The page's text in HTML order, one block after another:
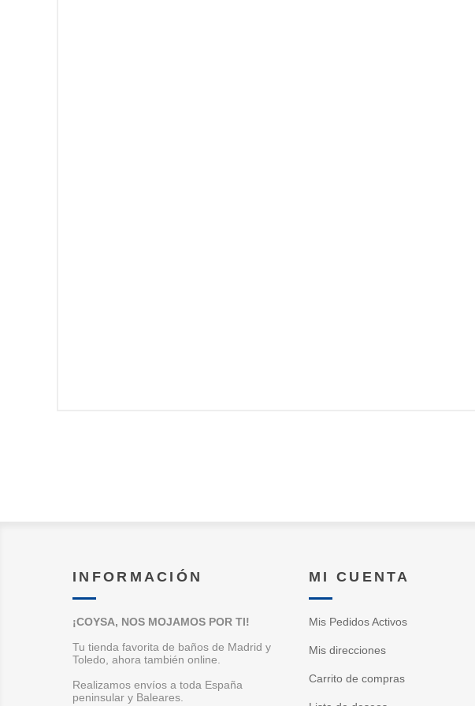
INFORMACIÓN
¡COYSA, NOS MOJAMOS POR TI!
Tu tienda favorita de baños de Madrid y
Toledo, ahora también online.
Realizamos envíos a toda España
peninsular y Baleares.
MI CUENTA
Mis Pedidos Activos
Mis direcciones
Carrito de compras